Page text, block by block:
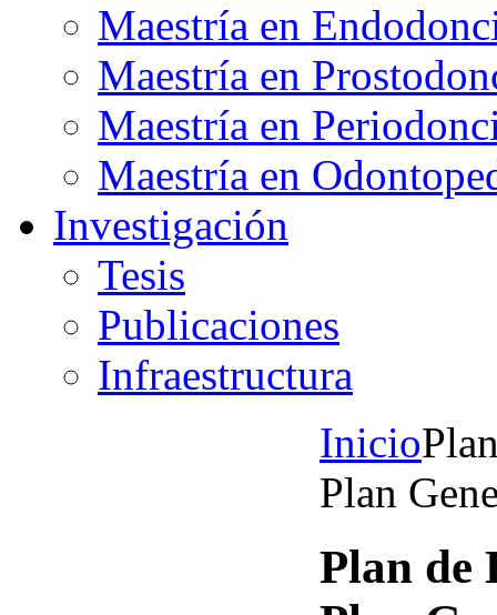
Maestría en
Maestría en
Maestría en
Maestría en
Investigación
Tesis
Publicaciones
Infraestructura
Inicio
Plan
Plan de